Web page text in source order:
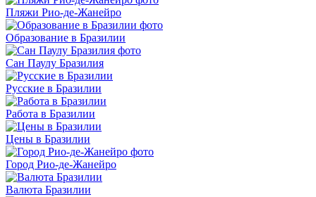
Пляжи Рио-де-Жанейро
Образование в Бразилии
Сан Паулу Бразилия
Русские в Бразилии
Работа в Бразилии
Цены в Бразилии
Город Рио-де-Жанейро
Валюта Бразилии